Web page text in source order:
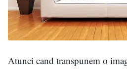
Atunci cand transpunem o